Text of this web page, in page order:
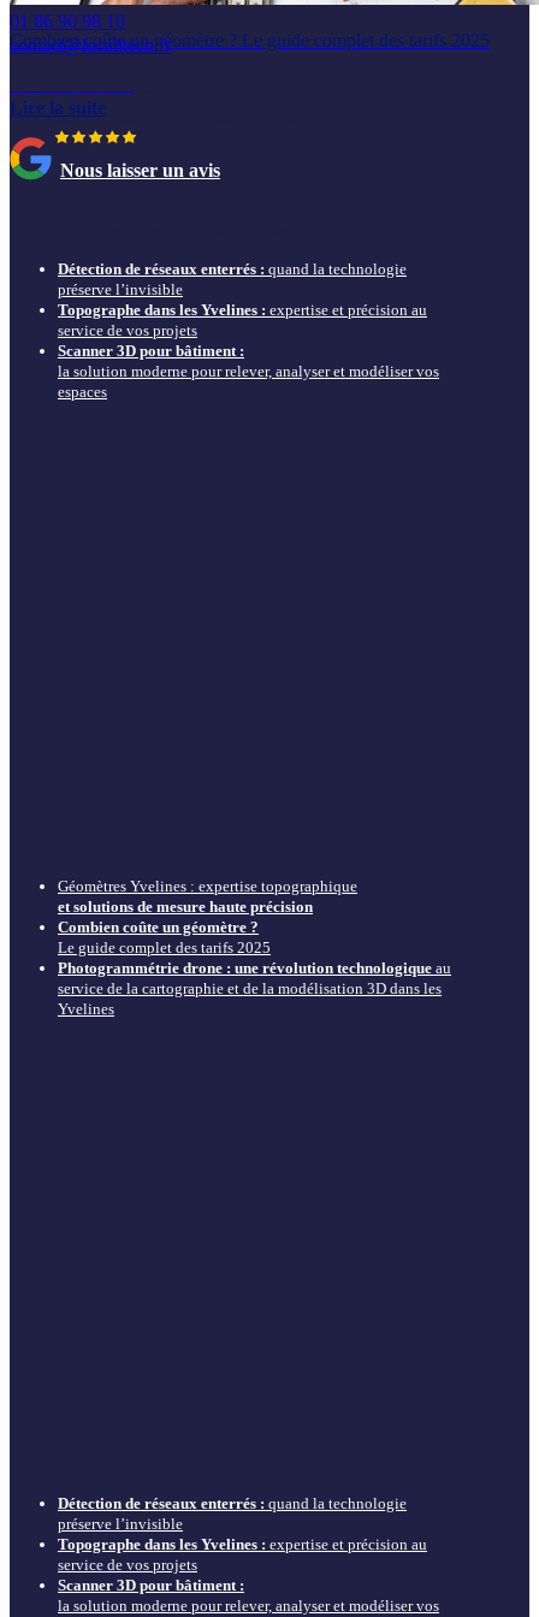
Combien coûte un géomètre ? Le guide complet des tarifs 2025
Lire la suite
01 86 90 98 10
contact@localitech.fr
du lundi au vendredi
de 9h00 à 12h00 et de 13h30 à 17h30
Nous laisser un avis
Détection de réseaux enterrés : quand la technologie
préserve l’invisible
Topographe dans les Yvelines : expertise et précision au
service de vos projets
Scanner 3D pour bâtiment :
la solution moderne pour relever, analyser et modéliser vos
espaces
Géomètres Yvelines : expertise topographique
et solutions de mesure haute précision
Combien coûte un géomètre ?
Le guide complet des tarifs 2025
Photogrammétrie drone : une révolution technologique au
service de la cartographie et de la modélisation 3D dans les
Yvelines
Détection de réseaux enterrés : quand la technologie
préserve l’invisible
Topographe dans les Yvelines : expertise et précision au
service de vos projets
Scanner 3D pour bâtiment :
la solution moderne pour relever, analyser et modéliser vos